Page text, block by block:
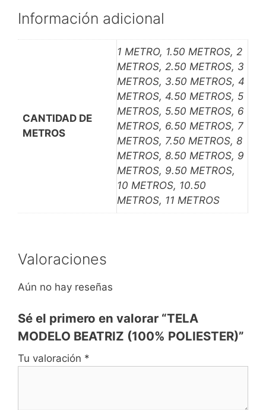
Información adicional
CANTIDAD DE
METROS
1 METRO, 1.50 METROS, 2
METROS, 2.50 METROS, 3
METROS, 3.50 METROS, 4
METROS, 4.50 METROS, 5
METROS, 5.50 METROS, 6
METROS, 6.50 METROS, 7
METROS, 7.50 METROS, 8
METROS, 8.50 METROS, 9
METROS, 9.50 METROS,
10 METROS, 10.50
METROS, 11 METROS
Valoraciones
Aún no hay reseñas
Sé el primero en valorar “TELA
MODELO BEATRIZ (100% POLIESTER)”
Tu valoración *